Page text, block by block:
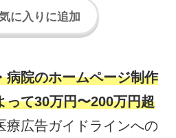
病院のホームページ制作
って30万円〜200万円超
療広告ガイドラインへの